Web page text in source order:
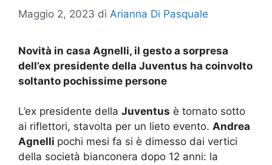
Maggio 2, 2023 di Arianna Di Pasquale
Novità in casa Agnelli, il gesto a sorpresa
dell’ex presidente della Juventus ha coinvolto
soltanto pochissime persone
L’ex presidente della Juventus è tornato sotto
ai riflettori, stavolta per un lieto evento. Andrea
Agnelli pochi mesi fa si è dimesso dai vertici
della società bianconera dopo 12 anni: la